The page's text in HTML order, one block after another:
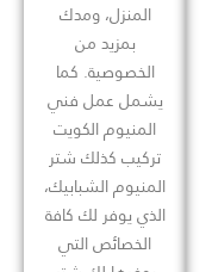
المنزل، ومدك
بمزيد من
الخصوصية. كما
يشمل عمل فني
المنيوم الكويت
تركيب كذلك شتر
المنيوم الشبابيك،
الذي يوفر لك كافة
الخصائص التي